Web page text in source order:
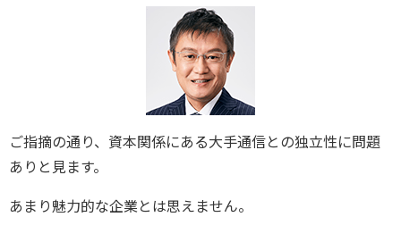
ご指摘の通り、資本関係にある大手通信との独立性に問題
ありと見ます。
あまり魅力的な企業とは思えません。